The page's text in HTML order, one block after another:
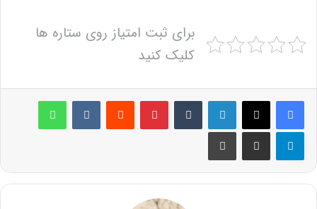
برای ثبت امتیاز روی ستاره ها
کلیک کنید
لینکدین ‫تامبلر پینترست‫رددیت ‫VKontakteواتس آپ
تلگرام اشتراک گذاری از طریق ایمیل چاپ